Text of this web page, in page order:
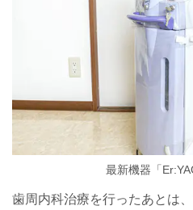
最新機器「
歯周内科治療を行ったあとは